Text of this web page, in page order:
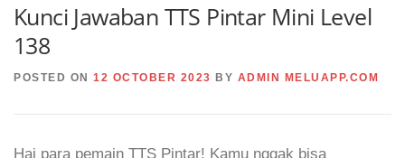
Kunci Jawaban TTS Pintar Mini Level
138
POSTED ON 12 OCTOBER 2023 BY ADMIN MELUAPP.COM
Hai para pemain TTS Pintar! Kamu nggak bisa